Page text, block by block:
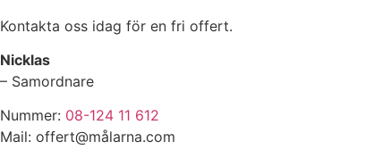
Kontakta oss idag för en fri offert.
Nicklas
– Samordnare
Nummer: 08-124 11 612
Mail: offert@målarna.com